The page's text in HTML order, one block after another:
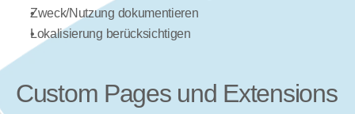
Zweck/Nutzung dokumentieren
Lokalisierung berücksichtigen
Custom Pages und Extensions